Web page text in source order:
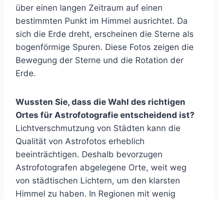
über einen langen Zeitraum auf einen
bestimmten Punkt im Himmel ausrichtet. Da
sich die Erde dreht, erscheinen die Sterne als
bogenförmige Spuren. Diese Fotos zeigen die
Bewegung der Sterne und die Rotation der
Erde.
Wussten Sie, dass die Wahl des richtigen
Ortes für Astrofotografie entscheidend ist?
Lichtverschmutzung von Städten kann die
Qualität von Astrofotos erheblich
beeinträchtigen. Deshalb bevorzugen
Astrofotografen abgelegene Orte, weit weg
von städtischen Lichtern, um den klarsten
Himmel zu haben. In Regionen mit wenig